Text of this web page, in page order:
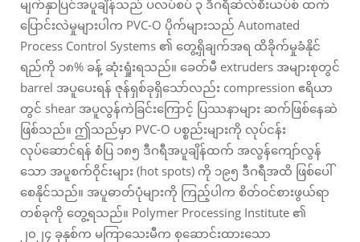
မျက်နှာပြင်အပူချိန်သည် ပလပ်စပ် ၃ ဒီဂရီဆဲလ်စီးယပ်စ် ထက်
ပြောင်းလဲမှုများပါက PVC-O ပိုက်များသည် Automated
Process Control Systems ၏ တွေ့ရှိချက်အရ ထိခိုက်မှုခံနိုင်
ရည်ကို ၁၈% ခန့် ဆုံးရှုံးရသည်။ ခေတ်မီ extruders အများစုတွင်
barrel အပူပေးရန် ဇုန်ရှစ်ခုရှိသော်လည်း compression ဧရိယာ
တွင် shear အပူလွန်ကဲခြင်းကြောင့် ပြဿနာများ ဆက်ဖြစ်နေဆဲ
ဖြစ်သည်။ ဤသည်မှာ PVC-O ပစ္စည်းများကို လုပ်ငန်း
လုပ်ဆောင်ရန် စံပြ ၁၈၅ ဒီဂရီအပူချိန်ထက် အလွန်ကျော်လွန်
သော အပူစက်ဝိုင်းများ (hot spots) ကို ၁၉၅ ဒီဂရီအထိ ဖြစ်ပေါ်
စေနိုင်သည်။ အပူဓာတ်ပုံများကို ကြည့်ပါက စိတ်ဝင်စားဖွယ်ရာ
တစ်ခုကို တွေ့ရသည်။ Polymer Processing Institute ၏
၂၀၂၄ ခုနှစ်က မကြာသေးမီက စုဆောင်းထားသော